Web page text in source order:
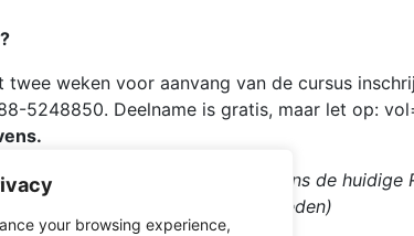
your browsing experience,
weken voor aanvang van de cursus
5248850. Deelname is gratis, maar let op:
zijn georganiseerd volgens de
we je een online versie aanbieden)